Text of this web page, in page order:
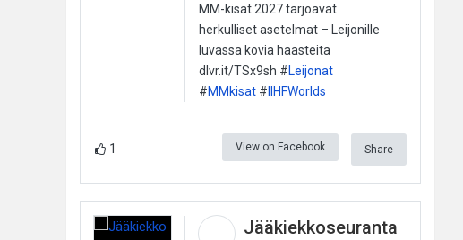
MM-kisat 2027 tarjoavat
herkulliset asetelmat – Leijonille
luvassa kovia haasteita
dlvr.it/TSx9sh #Leijonat
#MMkisat#IIHFWorlds
1 View on Facebook Share
Jääkiekkoseuranta